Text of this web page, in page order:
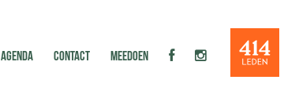
AGENDA CONTACT MEEDOEN